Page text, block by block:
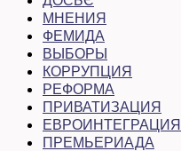
МНЕНИЯ
ФЕМИДА
ВЫБОРЫ
КОРРУПЦИЯ
РЕФОРМА
ПРИВАТИЗАЦИЯ
ЕВРОИНТЕГРАЦИЯ
ПРЕМЬЕРИАДА